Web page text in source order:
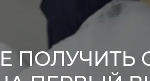
ПОЛУЧИТЬ